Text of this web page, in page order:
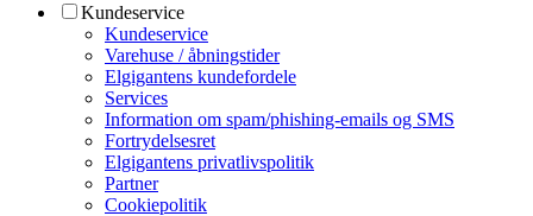
Kundeservice
Kundeservice
Varehuse / åbningstider
Elgigantens kundefordele
Services
Information om spam/phishing-emails og SMS
Fortrydelsesret
Elgigantens privatlivspolitik
Partner
Cookiepolitik